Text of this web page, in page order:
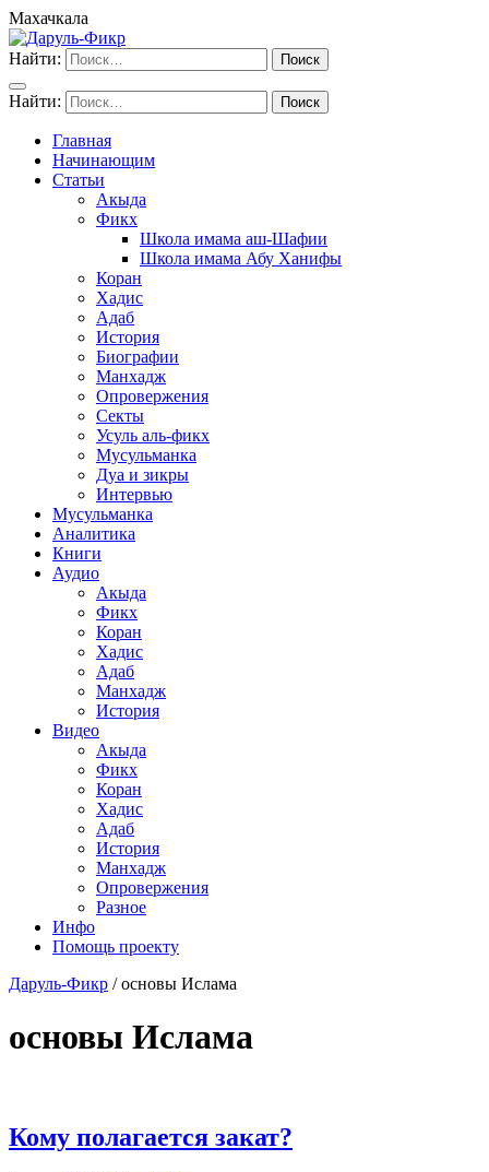
Махачкала
Найти:
Найти:
Главная
Начинающим
Статьи
Акыда
Фикх
Школа имама аш-Шафии
Школа имама Абу Ханифы
Коран
Хадис
Адаб
История
Биографии
Манхадж
Опровержения
Секты
Усуль аль-фикх
Мусульманка
Дуа и зикры
Интервью
Мусульманка
Аналитика
Книги
Аудио
Акыда
Фикх
Коран
Хадис
Адаб
Манхадж
История
Видео
Акыда
Фикх
Коран
Хадис
Адаб
История
Манхадж
Опровержения
Разное
Инфо
Помощь проекту
Даруль-Фикр /основы Ислама
основы Ислама
Кому полагается закат?